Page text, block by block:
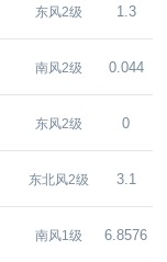
东风2级 1.3
南风2级 0.044
东风2级 0
东北风2级 3.1
南风1级 6.8576